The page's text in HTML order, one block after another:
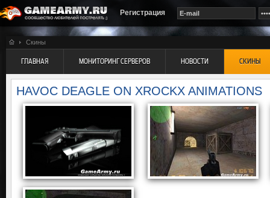
Регистрация
Скины
ГЛАВНАЯ МОНИТОРИНГ СЕРВЕРОВ НОВОСТИ СКИНЫ
HAVOC DEAGLE ON XROCKX ANIMATIONS